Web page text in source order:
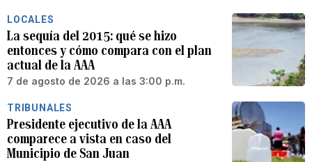
LOCALES
La sequía del 2015: qué se hizo
entonces y cómo compara con el plan
actual de la AAA
7 de agosto de 2026 a las 3:00 p.m.
TRIBUNALES
Presidente ejecutivo de la AAA
comparece a vista en caso del
Municipio de San Juan